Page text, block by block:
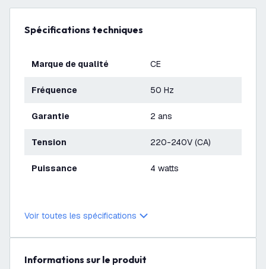
Spécifications techniques
Marque de qualité CE
Fréquence 50 Hz
Garantie 2 ans
Tension 220-240V (CA)
Puissance 4 watts
Voir toutes les spécifications
Informations sur le produit